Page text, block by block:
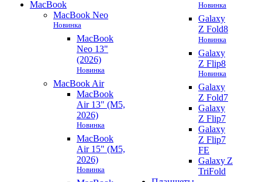
MacBook
MacBook Neo
Новинка
MacBook
Neo 13"
(2026)
Новинка
MacBook Air
MacBook
Air 13" (M5,
2026)
Новинка
MacBook
Air 15" (M5,
2026)
Новинка
Новинка
Galaxy
Z Fold8
Новинка
Galaxy
Z Flip8
Новинка
Galaxy
Z Fold7
Galaxy
Z Flip7
Galaxy
Z Flip7
FE
Galaxy Z
TriFold